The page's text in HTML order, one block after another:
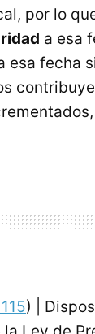
por lo
a esa
esa fecha
) |